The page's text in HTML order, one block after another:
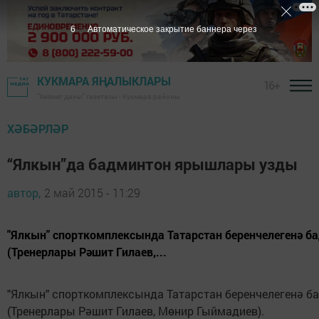
КУКМАРА ЯҢАЛЫКЛАРЫ
ХӘБӘРЛӘР
“Ялкын”да бадминтон ярышлары узды
автор, 2 май 2015 - 11:29
"Ялкын" спорткомплексында Татарстан
(Тренерлары Рәшит Гилаев,...
"Ялкын" спорткомплексында Татарстан
(Тренерлары Рәшит Гилаев, Мөнир Гыймадиев).
5 Автоматическое закрытие баннера через